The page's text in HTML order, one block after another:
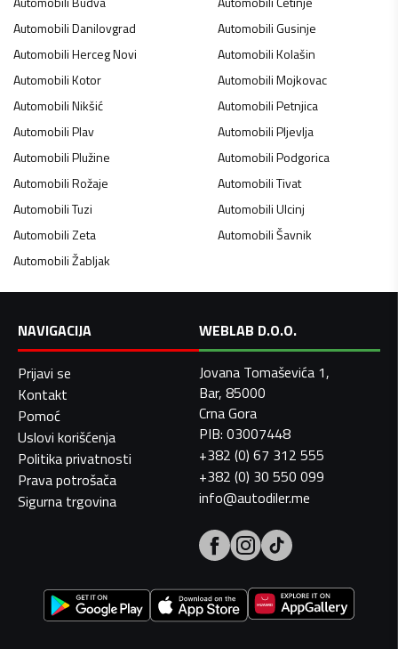
AutomobiliDanilovgrad AutomobiliGusinje
AutomobiliHerceg Novi AutomobiliKolašin
AutomobiliKotor AutomobiliMojkovac
AutomobiliNikšić AutomobiliPetnjica
AutomobiliPlav AutomobiliPljevlja
AutomobiliPlužine AutomobiliPodgorica
AutomobiliRožaje AutomobiliTivat
AutomobiliTuzi AutomobiliUlcinj
AutomobiliZeta AutomobiliŠavnik
AutomobiliŽabljak
NAVIGACIJA
Prijavi se
Kontakt
Pomoć
Uslovi korišćenja
Politika privatnosti
Prava potrošača
Sigurna trgovina
WEBLAB D.O.O.
Jovana Tomaševića 1,
Bar, 85000
Crna Gora
PIB: 03007448
+382 (0) 67 312 555
+382 (0) 30 550 099
info@autodiler.me